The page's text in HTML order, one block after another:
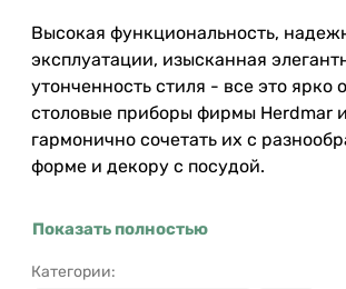
Высокая функциональность,
эксплуатации, изысканная
утонченность стиля - все это ярко
столовые приборы фирмы Herdmar
гармонично сочетать их с
форме и декору с посудой.
Показать полностью
Категории: